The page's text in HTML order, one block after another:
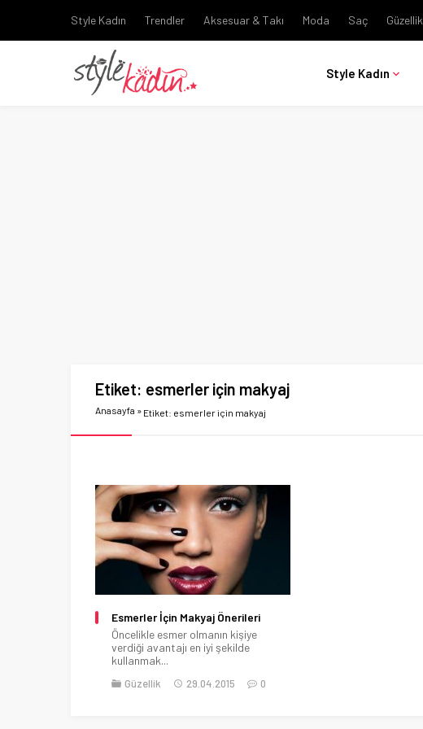
Style Kadın Trendler Aksesuar & Takı Moda Saç Güzellik
Style Kadın
Etiket: esmerler için makyaj
Anasayfa » Etiket: esmerler için makyaj
Esmerler İçin Makyaj Önerileri
Öncelikle esmer olmanın kişiye
verdiği avantajı en iyi şekilde
kullanmak...
Güzellik 29.04.2015 0